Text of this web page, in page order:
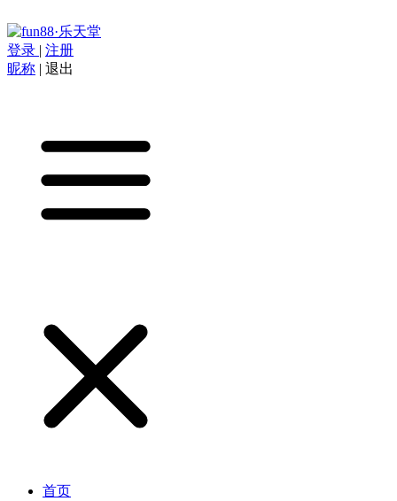
登录 | 注册
昵称 | 退出
首页